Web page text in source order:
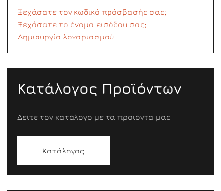
Ξεχάσατε τον κωδικό πρόσβασής σας;
Ξεχάσατε το όνομα εισόδου σας;
Δημιουργία λογαριασμού
Κατάλογος Προϊόντων
Δείτε τον κατάλογο με τα προϊόντα μας
Κατάλογος